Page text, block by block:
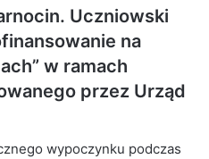
Uczniowski
na
w ramach
przez Urząd
wypoczynku podczas